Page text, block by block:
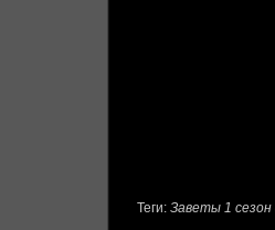
Теги: Заветы 1 сезон